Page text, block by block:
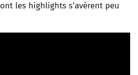
les highlights s’avèrent peu